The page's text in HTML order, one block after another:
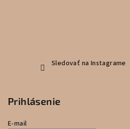
Sledovať na Instagrame
Prihlásenie
E-mail